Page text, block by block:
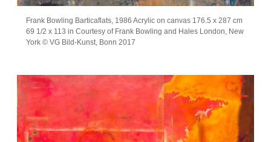
Frank Bowling Barticaflats, 1986 Acrylic on canvas 176.5 x 287 cm
69 1/2 x 113 in Courtesy of Frank Bowling and Hales London, New
York © VG Bild-Kunst, Bonn 2017